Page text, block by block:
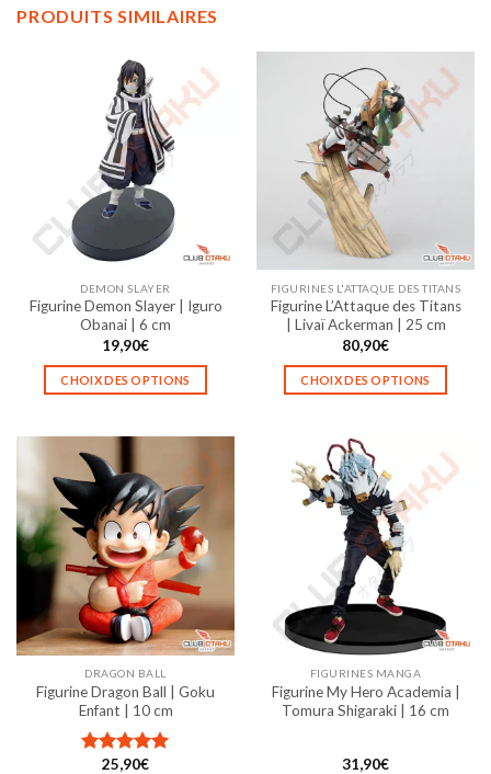
PRODUITS SIMILAIRES
DEMON SLAYER
Figurine Demon Slayer | Iguro
Obanai | 6 cm
19,90€
CHOIX DES OPTIONS
plusieurs
variations.
Les
options
peuvent
être
choisies
sur
la
page
du
FIGURINES L'ATTAQUE DES TITANS
Figurine L’Attaque des Titans
| Livaï Ackerman | 25 cm
80,90€
CHOIX DES OPTIONS
a
plusieurs
variations.
Les
options
peuvent
être
choisies
la
page
DRAGON BALL
Figurine Dragon Ball | Goku
Enfant | 10 cm
Note5.00
25,90€
FIGURINES MANGA
Figurine My Hero Academia |
Tomura Shigaraki | 16 cm
31,90€